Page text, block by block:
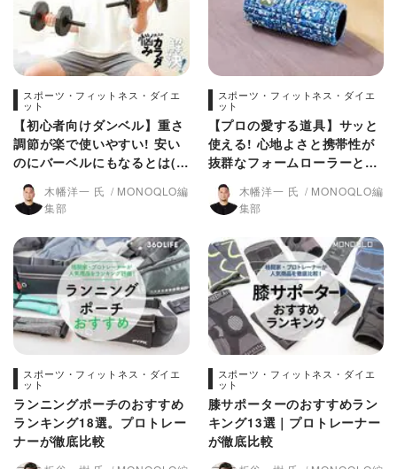
スポーツ・フィットネス・ダイエ
ット
【初心者向けダンベル】重さ
調節が楽で使いやすい! 安い
のにバーベルにもなるとは(M
ONOQLO)
木幡洋一 氏
MONOQLO編
集部
スポーツ・フィットネス・ダイエ
ット
【プロの愛する道具】サッと
使える! 心地よさと携帯性が
抜群なフォームローラーとヨ
ガマット(MONOQLO)
木幡洋一 氏
MONOQLO編
集部
スポーツ・フィットネス・ダイエ
ット
ランニングポーチのおすすめ
ランキング18選。プロトレー
ナーが徹底比較
スポーツ・フィットネス・ダイエ
ット
膝サポーターのおすすめラン
キング13選｜プロトレーナー
が徹底比較